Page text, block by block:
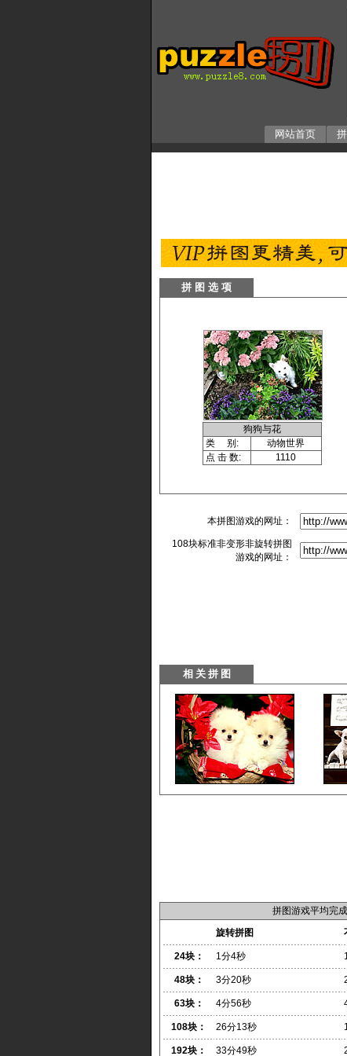
网站首页
拼 图 选 项
狗狗与花
类 别:
动物世界
点 击 数:
1110
本拼图游戏的网址：
108块标准非变形非旋转拼图
游戏的网址：
拼图游戏平均完
旋转拼图
24块： 1分4秒
48块： 3分20秒
63块： 4分56秒
108块： 26分13秒
192块： 33分49秒